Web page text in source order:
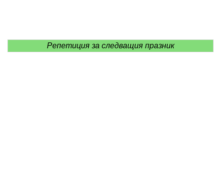
Репетиция за следващия празник